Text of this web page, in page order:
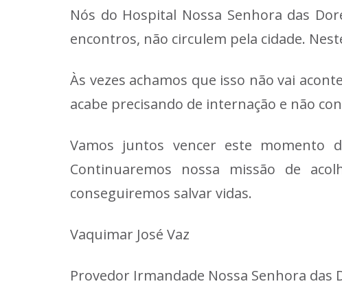
Nós do Hospital Nossa Senhora das
encontros, não circulem pela cidade.
Às vezes achamos que isso não vai
acabe precisando de internação e não
Vamos juntos vencer este momento
Continuaremos nossa missão de
conseguiremos salvar vidas.
Vaquimar José Vaz
Provedor Irmandade Nossa Senhora das